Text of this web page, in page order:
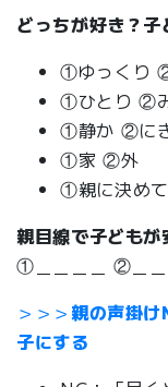
どっちが好き？子
①ゆっくり
①ひとり ②
①静か ②に
①家 ②外
①親に決め
親目線で子ども
①＿＿＿＿ ②＿＿
＞＞＞親の声掛
子にする